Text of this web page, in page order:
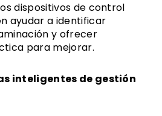
dispositivos de control
ayudar a identificar
y ofrecer
para mejorar.
inteligentes de gestión